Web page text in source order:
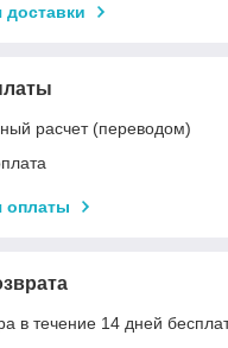
доставки
расчет (переводом)
оплаты
в течение 14 дней